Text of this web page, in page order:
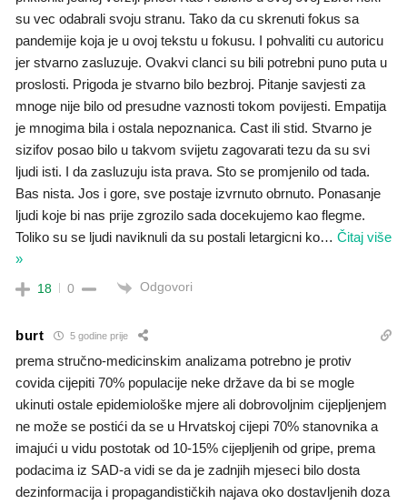
su vec odabrali svoju stranu. Tako da cu skrenuti fokus sa
pandemije koja je u ovoj tekstu u fokusu. I pohvaliti cu autoricu
jer stvarno zasluzuje. Ovakvi clanci su bili potrebni puno puta u
proslosti. Prigoda je stvarno bilo bezbroj. Pitanje savjesti za
mnoge nije bilo od presudne vaznosti tokom povijesti. Empatija
je mnogima bila i ostala nepoznanica. Cast ili stid. Stvarno je
sizifov posao bilo u takvom svijetu zagovarati tezu da su svi
ljudi isti. I da zasluzuju ista prava. Sto se promjenilo od tada.
Bas nista. Jos i gore, sve postaje izvrnuto obrnuto. Ponasanje
ljudi koje bi nas prije zgrozilo sada docekujemo kao flegme.
Toliko su se ljudi naviknuli da su postali letargicni ko… Čitaj više
»
18 0 Odgovori
burt 5 godine prije
prema stručno-medicinskim analizama potrebno je protiv
covida cijepiti 70% populacije neke države da bi se mogle
ukinuti ostale epidemiološke mjere ali dobrovoljnim cijepljenjem
ne može se postići da se u Hrvatskoj cijepi 70% stanovnika a
imajući u vidu postotak od 10-15% cijepljenih od gripe, prema
podacima iz SAD-a vidi se da je zadnjih mjeseci bilo dosta
dezinformacija i propagandističkih najava oko dostavljenih doza